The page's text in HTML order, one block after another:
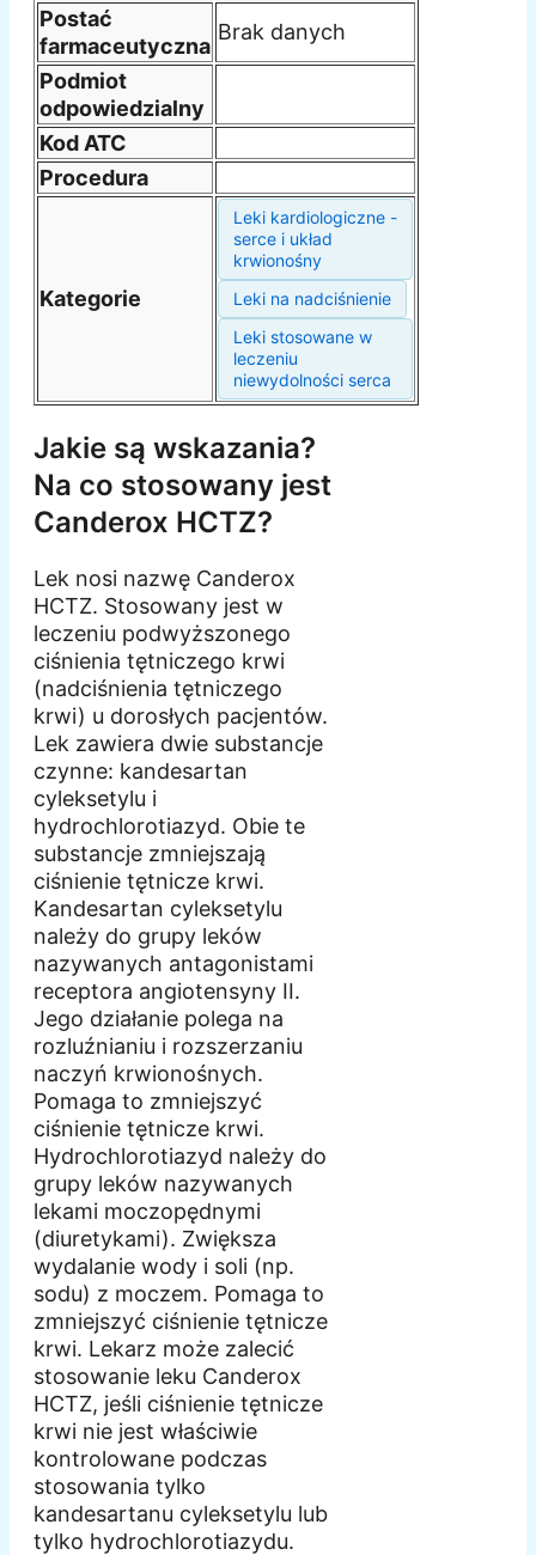
Postać
farmaceutyczna
Brak danych
Podmiot
odpowiedzialny
Kod ATC
Procedura
Kategorie
Leki kardiologiczne -
serce i układ
krwionośny
Leki na nadciśnienie
Leki stosowane w
leczeniu
niewydolności serca
Jakie są wskazania?
Na co stosowany jest
Canderox HCTZ?
Lek nosi nazwę Canderox
HCTZ. Stosowany jest w
leczeniu podwyższonego
ciśnienia tętniczego krwi
(nadciśnienia tętniczego
krwi) u dorosłych pacjentów.
Lek zawiera dwie substancje
czynne: kandesartan
cyleksetylu i
hydrochlorotiazyd. Obie te
substancje zmniejszają
ciśnienie tętnicze krwi.
Kandesartan cyleksetylu
należy do grupy leków
nazywanych antagonistami
receptora angiotensyny II.
Jego działanie polega na
rozluźnianiu i rozszerzaniu
naczyń krwionośnych.
Pomaga to zmniejszyć
ciśnienie tętnicze krwi.
Hydrochlorotiazyd należy do
grupy leków nazywanych
lekami moczopędnymi
(diuretykami). Zwiększa
wydalanie wody i soli (np.
sodu) z moczem. Pomaga to
zmniejszyć ciśnienie tętnicze
krwi. Lekarz może zalecić
stosowanie leku Canderox
HCTZ, jeśli ciśnienie tętnicze
krwi nie jest właściwie
kontrolowane podczas
stosowania tylko
kandesartanu cyleksetylu lub
tylko hydrochlorotiazydu.